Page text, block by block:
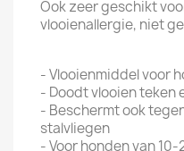
Ook zeer geschikt
vlooienallergie, niet
- Vlooienmiddel voor
- Doodt vlooien teken
- Beschermt ook
stalvliegen
- Voor honden van 10-